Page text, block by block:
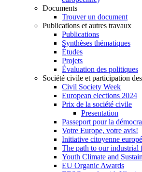
Documents
Trouver un document
Publications et autres travaux
Publications
Synthèses thématiques
Études
Projets
Évaluation des politiques
Société civile et participation
Civil Society Week
European elections 2024
Prix de la société civile
Presentation
Passeport pour la
Votre Europe, votre avis!
Initiative citoyenne
The path to our industrial
Youth Climate and
EU Organic Awards